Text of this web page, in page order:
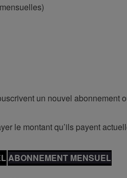
un nouvel abonnement
le montant qu’ils payent
ABONNEMENT MENSUEL